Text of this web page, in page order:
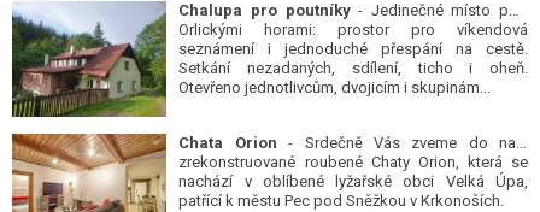
Chalupa pro poutníky- Jedinečné místo pod
Orlickými horami: prostor pro víkendová
seznámení i jednoduché přespání na cestě.
Setkání nezadaných, sdílení, ticho i oheň.
Otevřeno jednotlivcům, dvojicím i skupinám...
Chata Orion - Srdečně Vás zveme do naší
zrekonstruované roubené Chaty Orion, která se
nachází v oblíbené lyžařské obci Velká Úpa,
patřící k městu Pec pod Sněžkou v Krkonoších.